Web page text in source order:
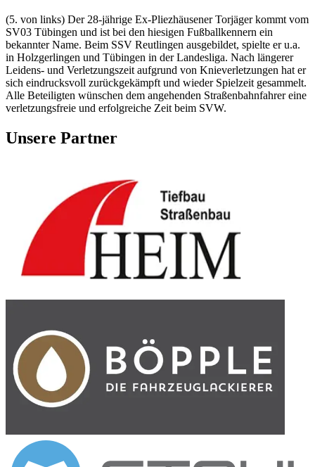
(5. von links) Der 28-jährige Ex-Pliezhäusener Torjäger kommt vom
SV03 Tübingen und ist bei den hiesigen Fußballkennern ein
bekannter Name. Beim SSV Reutlingen ausgebildet, spielte er u.a.
in Holzgerlingen und Tübingen in der Landesliga. Nach längerer
Leidens- und Verletzungszeit aufgrund von Knieverletzungen hat er
sich eindrucksvoll zurückgekämpft und wieder Spielzeit gesammelt.
Alle Beteiligten wünschen dem angehenden Straßenbahnfahrer eine
verletzungsfreie und erfolgreiche Zeit beim SVW.
Unsere Partner